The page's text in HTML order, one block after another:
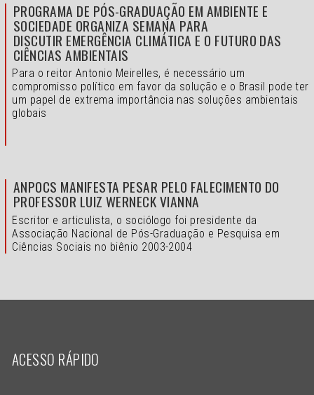
PROGRAMA DE PÓS-GRADUAÇÃO EM AMBIENTE E
SOCIEDADE ORGANIZA SEMANA PARA
DISCUTIR EMERGÊNCIA CLIMÁTICA E O FUTURO DAS
CIÊNCIAS AMBIENTAIS
Para o reitor Antonio Meirelles, é necessário um
compromisso político em favor da solução e o Brasil pode ter
um papel de extrema importância nas soluções ambientais
globais
ANPOCS MANIFESTA PESAR PELO FALECIMENTO DO
PROFESSOR LUIZ WERNECK VIANNA
Escritor e articulista, o sociólogo foi presidente da
Associação Nacional de Pós-Graduação e Pesquisa em
Ciências Sociais no biênio 2003-2004
ACESSO RÁPIDO